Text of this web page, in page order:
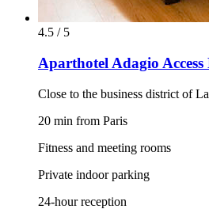
4.5 / 5
Aparthotel Adagio Access
Close to the business district of
20 min from Paris
Fitness and meeting rooms
Private indoor parking
24-hour reception